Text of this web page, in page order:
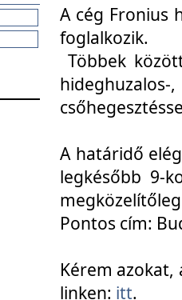
A cég Fronius
foglalkozik.
Többek
A határidő
legkésőbb 9-
Pontos cím:
Kérem azokat,
linken: itt.